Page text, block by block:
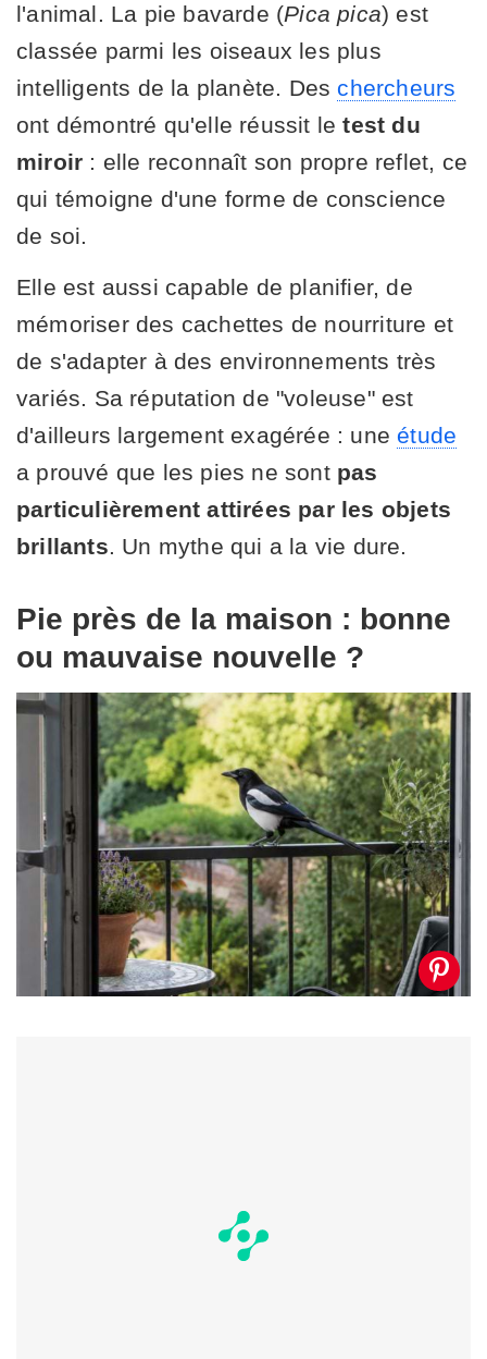
l'animal. La pie bavarde (Pica pica) est
classée parmi les oiseaux les plus
intelligents de la planète. Des chercheurs
ont démontré qu'elle réussit letest du
miroir : elle reconnaît son propre reflet, ce
qui témoigne d'une forme de conscience
de soi.
Elle est aussi capable de planifier, de
mémoriser des cachettes de nourriture et
de s'adapter à des environnements très
variés. Sa réputation de "voleuse" est
d'ailleurs largement exagérée : une étude
a prouvé que les pies ne sont pas
particulièrement attirées par les objets
brillants. Un mythe qui a la vie dure.
Pie près de la maison : bonne
ou mauvaise nouvelle ?